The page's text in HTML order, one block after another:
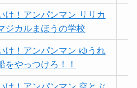
け！アンパンマン リリカ
ジカルまほうの学校
け！アンパンマン ゆうれ
をやっつけろ！！